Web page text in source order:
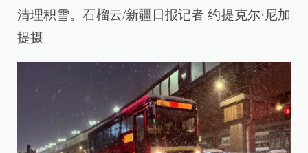
清理积雪。石榴云/新疆日报记者 约提克尔·尼加
提摄